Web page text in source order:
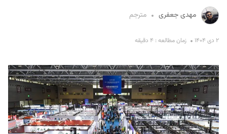
مهدی جعفری مترجم
۲ دی ۱۴۰۴ زمان مطالعه : ۴ دقیقه